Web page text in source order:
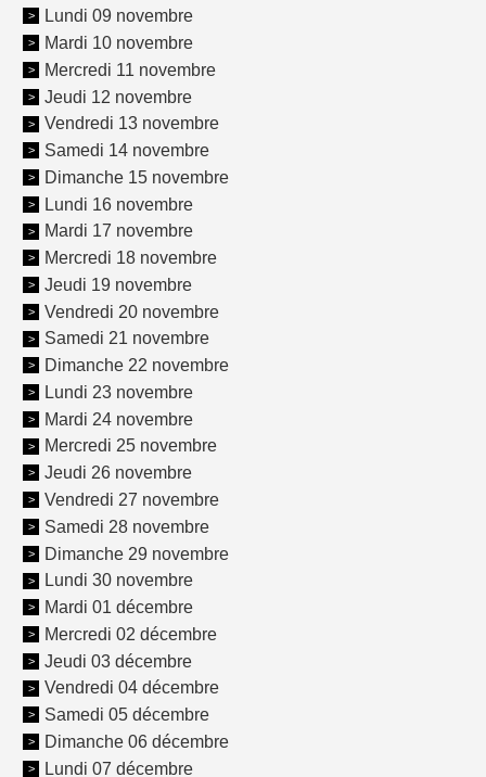
Lundi 09 novembre
Mardi 10 novembre
Mercredi 11 novembre
Jeudi 12 novembre
Vendredi 13 novembre
Samedi 14 novembre
Dimanche 15 novembre
Lundi 16 novembre
Mardi 17 novembre
Mercredi 18 novembre
Jeudi 19 novembre
Vendredi 20 novembre
Samedi 21 novembre
Dimanche 22 novembre
Lundi 23 novembre
Mardi 24 novembre
Mercredi 25 novembre
Jeudi 26 novembre
Vendredi 27 novembre
Samedi 28 novembre
Dimanche 29 novembre
Lundi 30 novembre
Mardi 01 décembre
Mercredi 02 décembre
Jeudi 03 décembre
Vendredi 04 décembre
Samedi 05 décembre
Dimanche 06 décembre
Lundi 07 décembre